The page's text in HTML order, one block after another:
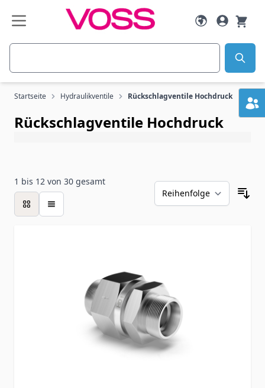
Zum Inhalt springen
Suche
Startseite Hydraulikventile Rückschlagventile Hochdruck
Rückschlagventile Hochdruck
1 bis 12 von 30 gesamt
Liste